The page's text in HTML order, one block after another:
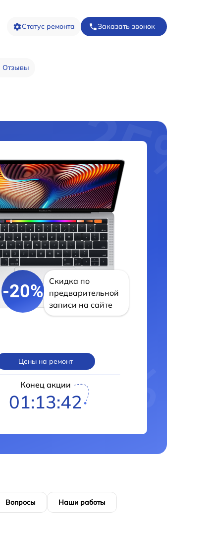
Статус ремонта Заказать звонок
Отзывы
-20%
Скидка по
предварительной
записи на сайте
Цены на ремонт
Конец акции
01:13:41
Вопросы Наши работы